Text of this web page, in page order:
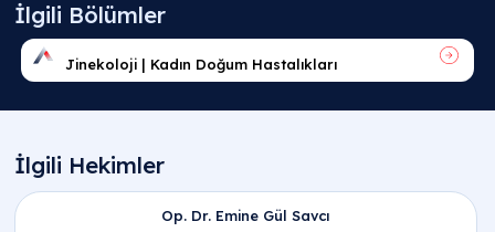
Hsg (Histerosalpingografi), rahim boşluğunun ve
tüplerin durumunu incelemek için çekilen özel bir
röntgen filmidir. Genellikle bebek sahibi olamayan
veya tekrarlayan düşük yaşayan kadınlarda
Sağlık Grubu
Altındağ, Pursaklar), uzman jinekologlarımızla bu
süreci en yakın noktada profesyonelce yönetiyor